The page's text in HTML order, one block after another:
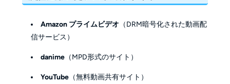
Amazon プライムビデオ （DRM暗号化された動画配
信サービス）
danime （MPD形式のサイト）
YouTube （無料動画共有サイト）